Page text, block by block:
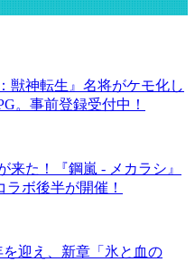
獣神転生』名将がケモ化し
。事前登録受付中！
来た！『鋼嵐 - メカラシ』
ボ後半が開催！
を迎え、新章「氷と血の